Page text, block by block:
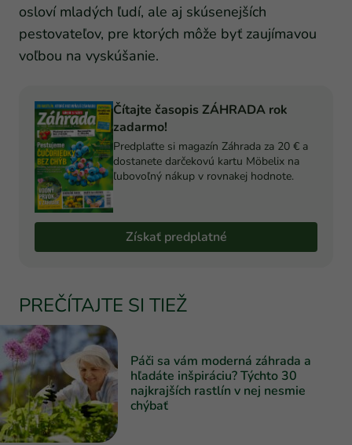
osloví mladých ľudí, ale aj skúsenejších
pestovateľov, pre ktorých môže byť zaujímavou
voľbou na vyskúšanie.
Čítajte časopis ZÁHRADA rok
zadarmo!
Predplaťte si magazín Záhrada za 20 € a
dostanete darčekovú kartu Möbelix na
ľubovoľný nákup v rovnakej hodnote.
Získať predplatné
PREČÍTAJTE SI TIEŽ
Páči sa vám moderná záhrada a
hľadáte inšpiráciu? Týchto 30
najkrajších rastlín v nej nesmie
chýbať